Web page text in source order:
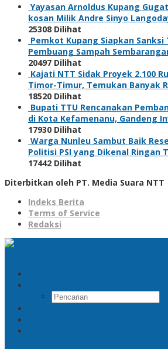
Yayasan Arnoldus Kupang
kosan Milik Andre Sinyo
25308 Dilihat
Pemkot Kupang Siapkan
Pembuang Sampah
20497 Dilihat
Kajati NTT Sidak Proyek 2.100
Timor-Timur, Temukan Banyak
18520 Dilihat
Bupati TTU Rencanakan
di Kota Kefamenanu, Gandeng
17930 Dilihat
Warga Nunleu Sambut Baik
Politisi PSI yang Dikenal Ringan
17442 Dilihat
Diterbitkan oleh PT. Media Suara NTT
Indeks Berita
Terms of Service
Redaksi